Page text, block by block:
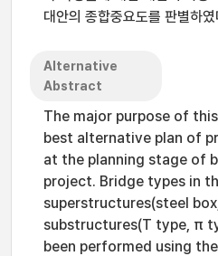
대안의 종합중요도를 판별하였
Alternative
Abstract
The major purpose of
best alternative plan of
at the planning stage of
project. Bridge types in
superstructures(steel
substructures(T type, π
been performed using